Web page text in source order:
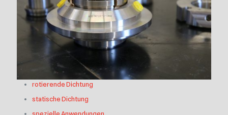
rotierende Dichtung
statische Dichtung
spezielle Anwendungen